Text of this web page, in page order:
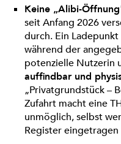
Keine „Alibi-
seit Anfang 2026
durch. Ein
während der
potenzielle Nutzerin
auffindbar und
„Privatgrundstück –
Zufahrt macht eine
unmöglich, selbst
Register eingetragen